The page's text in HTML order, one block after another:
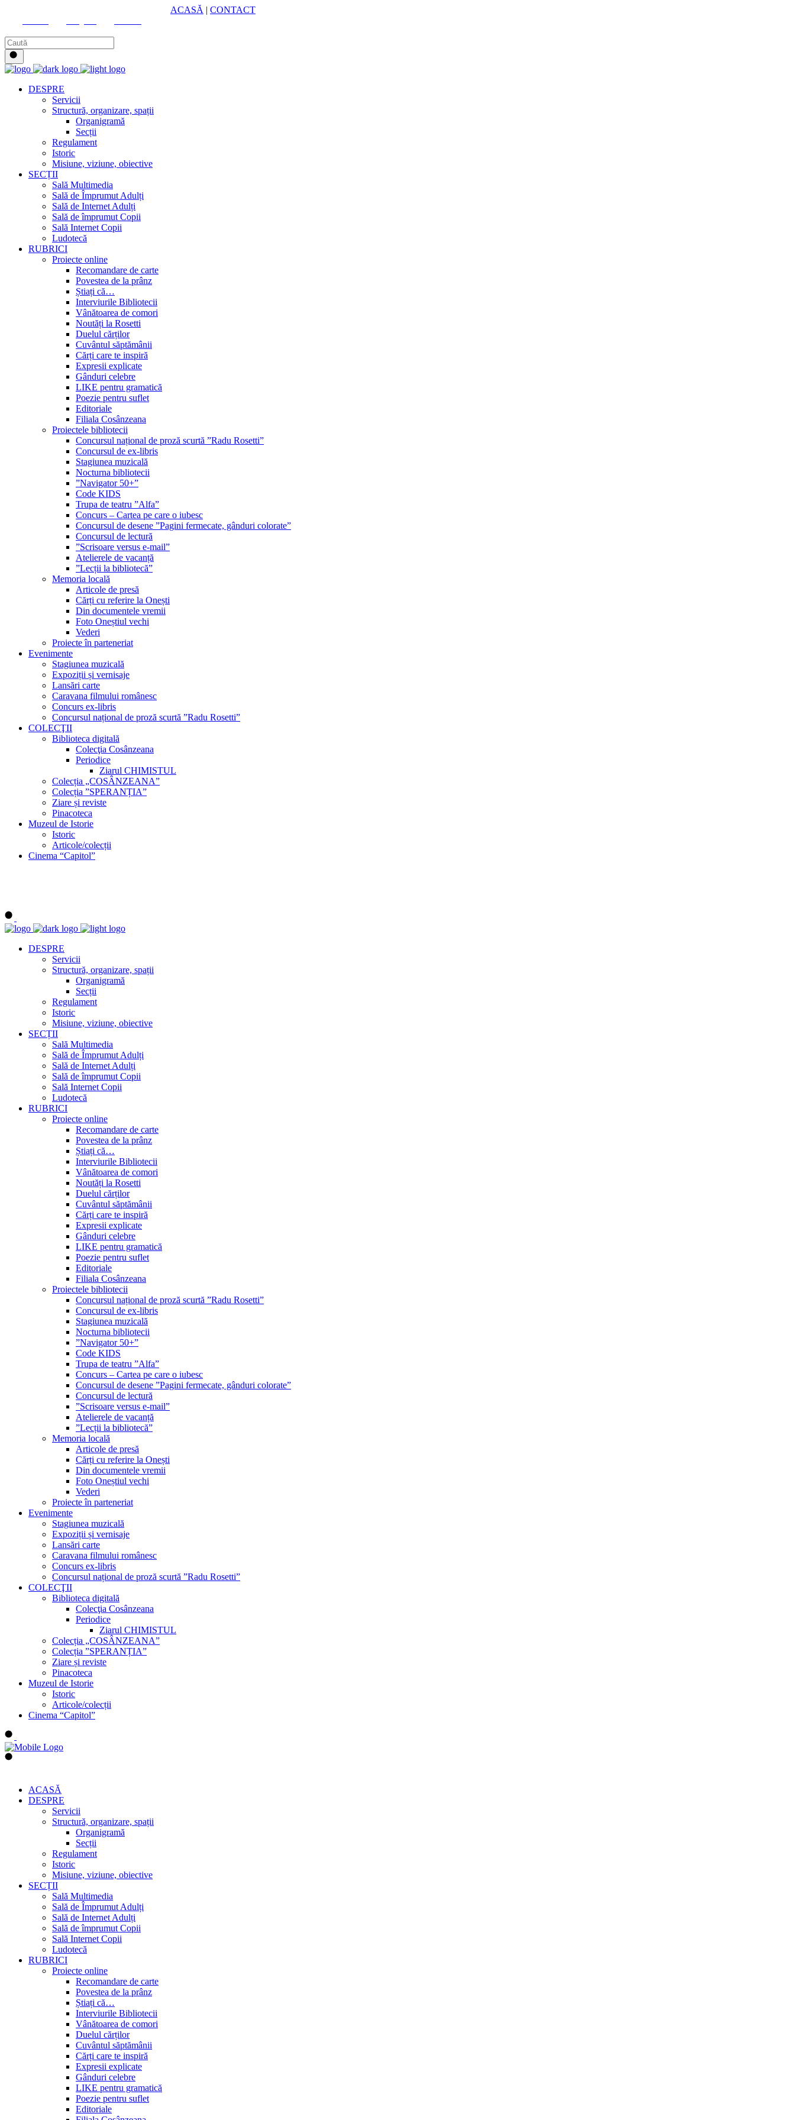
ACASĂ | CONTACT
DESPRE
Servicii
Structură, organizare, spații
Organigramă
Secții
Regulament
Istoric
Misiune, viziune, obiective
SECȚII
Sală Multimedia
Sală de Împrumut Adulți
Sală de Internet Adulți
Sală de împrumut Copii
Sală Internet Copii
Ludotecă
RUBRICI
Proiecte online
Recomandare de carte
Povestea de la prânz
Știați că…
Interviurile Bibliotecii
Vânătoarea de comori
Noutăți la Rosetti
Duelul cărților
Cuvântul săptămânii
Cărți care te inspiră
Expresii explicate
Gânduri celebre
LIKE pentru gramatică
Poezie pentru suflet
Editoriale
Filiala Cosânzeana
Proiectele bibliotecii
Concursul național de proză scurtă ”Radu Rosetti”
Concursul de ex-libris
Stagiunea muzicală
Nocturna bibliotecii
”Navigator 50+”
Code KIDS
Trupa de teatru ”Alfa”
Concurs – Cartea pe care o iubesc
Concursul de desene ”Pagini fermecate, gânduri colorate”
Concursul de lectură
”Scrisoare versus e-mail”
Atelierele de vacanță
”Lecții la bibliotecă”
Memoria locală
Articole de presă
Cărți cu referire la Onești
Din documentele vremii
Foto Oneștiul vechi
Vederi
Proiecte în parteneriat
Evenimente
Stagiunea muzicală
Expoziții și vernisaje
Lansări carte
Caravana filmului românesc
Concurs ex-libris
Concursul național de proză scurtă ”Radu Rosetti”
COLECŢII
Biblioteca digitală
Colecţia Cosânzeana
Periodice
Ziarul CHIMISTUL
Colecția „COSÂNZEANA”
Colecția ”SPERANȚIA”
Ziare și reviste
Pinacoteca
Muzeul de Istorie
Istoric
Articole/colecții
Cinema “Capitol”
DESPRE
Servicii
Structură, organizare, spații
Organigramă
Secții
Regulament
Istoric
Misiune, viziune, obiective
SECȚII
Sală Multimedia
Sală de Împrumut Adulți
Sală de Internet Adulți
Sală de împrumut Copii
Sală Internet Copii
Ludotecă
RUBRICI
Proiecte online
Recomandare de carte
Povestea de la prânz
Știați că…
Interviurile Bibliotecii
Vânătoarea de comori
Noutăți la Rosetti
Duelul cărților
Cuvântul săptămânii
Cărți care te inspiră
Expresii explicate
Gânduri celebre
LIKE pentru gramatică
Poezie pentru suflet
Editoriale
Filiala Cosânzeana
Proiectele bibliotecii
Concursul național de proză scurtă ”Radu Rosetti”
Concursul de ex-libris
Stagiunea muzicală
Nocturna bibliotecii
”Navigator 50+”
Code KIDS
Trupa de teatru ”Alfa”
Concurs – Cartea pe care o iubesc
Concursul de desene ”Pagini fermecate, gânduri colorate”
Concursul de lectură
”Scrisoare versus e-mail”
Atelierele de vacanță
”Lecții la bibliotecă”
Memoria locală
Articole de presă
Cărți cu referire la Onești
Din documentele vremii
Foto Oneștiul vechi
Vederi
Proiecte în parteneriat
Evenimente
Stagiunea muzicală
Expoziții și vernisaje
Lansări carte
Caravana filmului românesc
Concurs ex-libris
Concursul național de proză scurtă ”Radu Rosetti”
COLECŢII
Biblioteca digitală
Colecţia Cosânzeana
Periodice
Ziarul CHIMISTUL
Colecția „COSÂNZEANA”
Colecția ”SPERANȚIA”
Ziare și reviste
Pinacoteca
Muzeul de Istorie
Istoric
Articole/colecții
Cinema “Capitol”
ACASĂ
DESPRE
Servicii
Structură, organizare, spații
Organigramă
Secții
Regulament
Istoric
Misiune, viziune, obiective
SECȚII
Sală Multimedia
Sală de Împrumut Adulți
Sală de Internet Adulți
Sală de împrumut Copii
Sală Internet Copii
Ludotecă
RUBRICI
Proiecte online
Recomandare de carte
Povestea de la prânz
Știați că…
Interviurile Bibliotecii
Vânătoarea de comori
Duelul cărților
Cuvântul săptămânii
Cărți care te inspiră
Expresii explicate
Gânduri celebre
LIKE pentru gramatică
Poezie pentru suflet
Editoriale